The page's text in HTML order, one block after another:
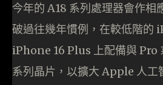
今年的 A18 系列處理器會作相
破過往幾年慣例，在較低階的
iPhone 16 Plus 上配備與 Pro
系列晶片，以擴大 Apple 人工